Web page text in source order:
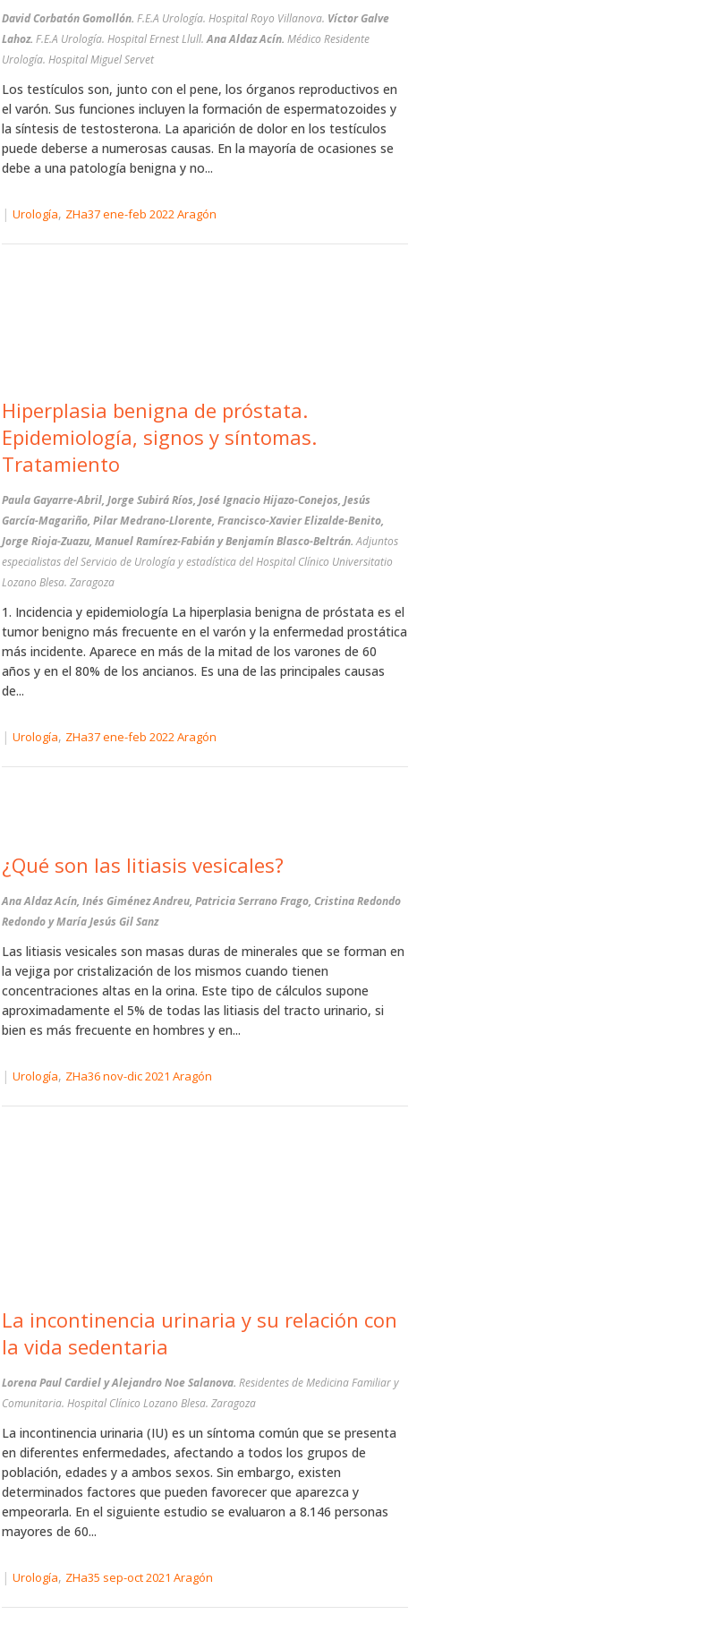
David Corbatón Gomollón. F.E.A Urología. Hospital Royo Villanova. Víctor Galve
Lahoz. F.E.A Urología. Hospital Ernest Llull.Ana Aldaz Acín. Médico Residente
Urología. Hospital Miguel Servet
Los testículos son, junto con el pene, los órganos reproductivos en
el varón. Sus funciones incluyen la formación de espermatozoides y
la síntesis de testosterona. La aparición de dolor en los testículos
puede deberse a numerosas causas. En la mayoría de ocasiones se
debe a una patología benigna y no...
| Urología, ZHa37 ene-feb 2022 Aragón
Hiperplasia benigna de próstata.
Epidemiología, signos y síntomas.
Tratamiento
Paula Gayarre-Abril, Jorge Subirá Ríos, José Ignacio Hijazo-Conejos, Jesús
García-Magariño, Pilar Medrano-Llorente, Francisco-Xavier Elizalde-Benito,
Jorge Rioja-Zuazu, Manuel Ramírez-Fabián y Benjamín Blasco-Beltrán.Adjuntos
especialistas del Servicio de Urología y estadística del Hospital Clínico Universitatio
Lozano Blesa. Zaragoza
1. Incidencia y epidemiología La hiperplasia benigna de próstata es el
tumor benigno más frecuente en el varón y la enfermedad prostática
más incidente. Aparece en más de la mitad de los varones de 60
años y en el 80% de los ancianos. Es una de las principales causas
de...
| Urología, ZHa37 ene-feb 2022 Aragón
¿Qué son las litiasis vesicales?
Ana Aldaz Acín, Inés Giménez Andreu, Patricia Serrano Frago, Cristina Redondo
Redondo y María Jesús Gil Sanz
Las litiasis vesicales son masas duras de minerales que se forman en
la vejiga por cristalización de los mismos cuando tienen
concentraciones altas en la orina. Este tipo de cálculos supone
aproximadamente el 5% de todas las litiasis del tracto urinario, si
bien es más frecuente en hombres y en...
| Urología, ZHa36 nov-dic 2021 Aragón
La incontinencia urinaria y su relación con
la vida sedentaria
Lorena Paul Cardiel y Alejandro Noe Salanova. Residentes de Medicina Familiar y
Comunitaria. Hospital Clínico Lozano Blesa. Zaragoza
La incontinencia urinaria (IU) es un síntoma común que se presenta
en diferentes enfermedades, afectando a todos los grupos de
población, edades y a ambos sexos. Sin embargo, existen
determinados factores que pueden favorecer que aparezca y
empeorarla. En el siguiente estudio se evaluaron a 8.146 personas
mayores de 60...
| Urología, ZHa35 sep-oct 2021 Aragón